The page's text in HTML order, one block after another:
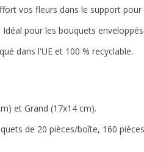
vos fleurs dans le support pour
Idéal pour les bouquets
dans l'UE et 100 % recyclable.
et Grand (17x14 cm).
de 20 pièces/boîte, 160